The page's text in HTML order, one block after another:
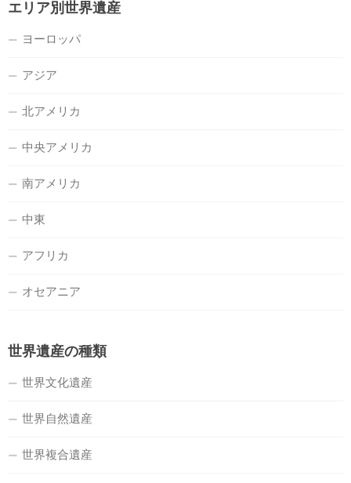
エリア別世界遺産
ヨーロッパ
アジア
北アメリカ
中央アメリカ
南アメリカ
中東
アフリカ
オセアニア
世界遺産の種類
世界文化遺産
世界自然遺産
世界複合遺産